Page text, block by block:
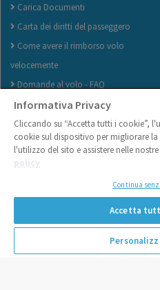
Carica Documenti
Carta dei diritti del passeggero
Come avere il rimborso volo
velocemente
Domande al volo - FAQ
No Problem Flights S.r.l. - P.Iva
70122 - Bari - Italy |
Informativa Privacy
Cliccando su “Accetta tutti i cookie”,
cookie sul dispositivo per migliorare
l'utilizzo del sito e assistere nelle
policy
Continua
Accetta